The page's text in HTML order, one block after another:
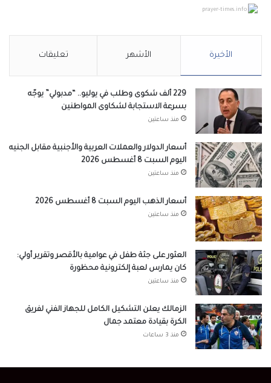
prayer-times.info
الأخيرة الأشهر تعليقات
229 ألف شكوى وطلب في يوليو.. “مدبولي” يوجّه
بسرعة الاستجابة لشكاوى المواطنين
منذ ساعتين
أسعار الدولار والعملات العربية والأجنبية مقابل الجنيه
اليوم السبت 8 أغسطس 2026
منذ ساعتين
أسعار الذهب اليوم السبت 8 أغسطس 2026
منذ ساعتين
العثور على جثة طفل في عوامية بالأقصر وتقرير أولي:
كان يمارس لعبة إلكترونية محظورة
منذ ساعتين
الزمالك يعلن التشكيل الكامل للجهاز الفني لفريق
الكرة بقيادة معتمد جمال
منذ 3 ساعات